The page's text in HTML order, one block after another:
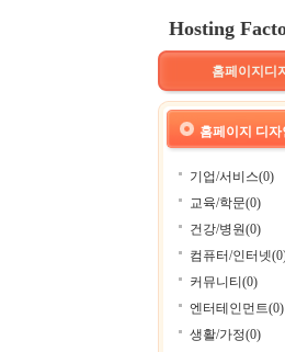
Hosting
홈페이지디
홈페이지 디자
기업/서비스(0)
교육/학문(0)
건강/병원(0)
컴퓨터/인터넷
커뮤니티(0)
엔터테인먼트(0)
생활/가정(0)